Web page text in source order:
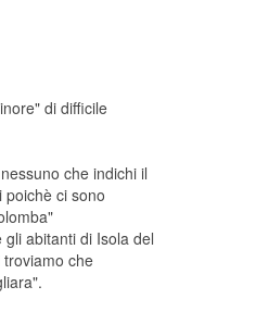
di difficile
che indichi il
ci sono
abitanti di Isola del
che